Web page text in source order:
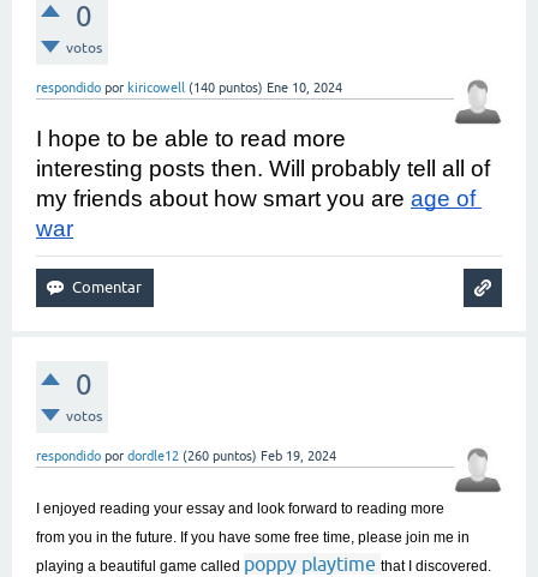
0
votos
respondido por kiricowell (140 puntos) Ene 10, 2024
I hope to be able to read more
interesting posts then. Will probably tell all of
my friends about how smart you are age of
war
0
votos
respondido por dordle12 (260 puntos) Feb 19, 2024
I enjoyed reading your essay and look forward to reading more
from you in the future. If you have some free time, please join me in
playing a beautiful game called poppy playtime that I discovered.